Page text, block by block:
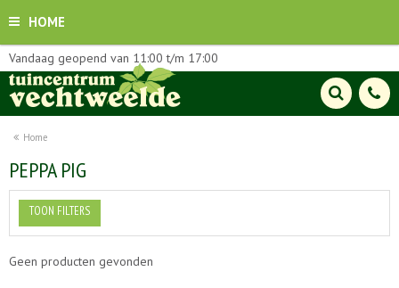
HOME
Home
Vandaag geopend van 11:00 t/m 17:00
PEPPA PIG
TOON FILTERS
Geen producten gevonden